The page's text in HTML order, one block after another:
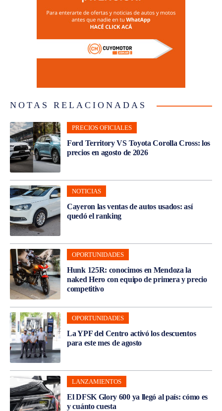
NOTAS RELACIONADAS
PRECIOS OFICIALES
Ford Territory VS Toyota Corolla Cross: los
precios en agosto de 2026
NOTICIAS
Cayeron las ventas de autos usados: así
quedó el ranking
OPORTUNIDADES
Hunk 125R: conocimos en Mendoza la
naked Hero con equipo de primera y precio
competitivo
OPORTUNIDADES
La YPF del Centro activó los descuentos
para este mes de agosto
LANZAMIENTOS
El DFSK Glory 600 ya llegó al país: cómo es
y cuánto cuesta